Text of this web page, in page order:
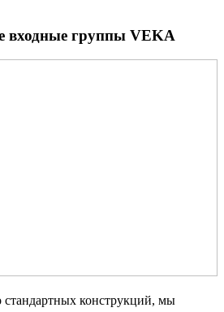
входные группы VEKA
конструкций, мы